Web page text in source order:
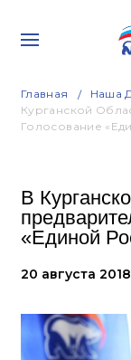
Главная Наша
Курганской
Голосование
В
«Единой
20 августа